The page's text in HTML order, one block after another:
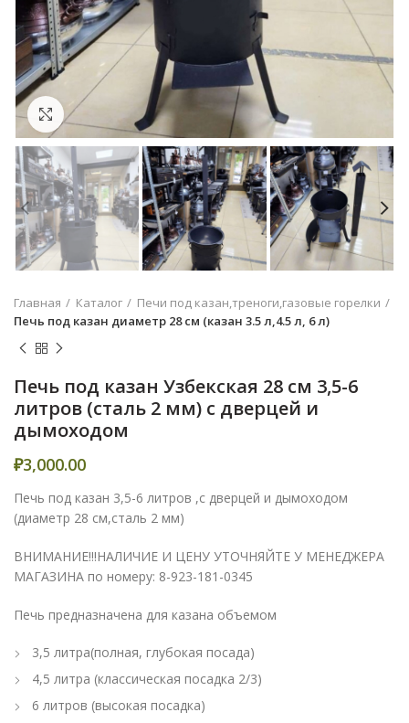
Увеличить
Главная Каталог
Печи под казан,треноги,газовые горелки
Печь под казан диаметр 28 см (казан 3.5 л,4.5 л, 6 л)
Печь под казан Узбекская 28 см 3,5-6
литров (сталь 2 мм) с дверцей и
дымоходом
₽3,000.00
Печь под казан 3,5-6 литров ,с дверцей и дымоходом
(диаметр 28 см,сталь 2 мм)
ВНИМАНИЕ!!!НАЛИЧИЕ И ЦЕНУ УТОЧНЯЙТЕ У МЕНЕДЖЕРА
МАГАЗИНА по номеру: 8-923-181-0345
Печь предназначена для казана объемом
3,5 литра(полная, глубокая посада)
4,5 литра (классическая посадка 2/3)
6 литров (высокая посадка)